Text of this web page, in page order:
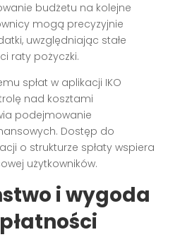
budżetu na kolejne
mogą precyzyjnie
uwzględniając stałe
raty pożyczki.
spłat w aplikacji IKO
nad kosztami
podejmowanie
Dostęp do
o strukturze spłaty wspiera
użytkowników.
i wygoda